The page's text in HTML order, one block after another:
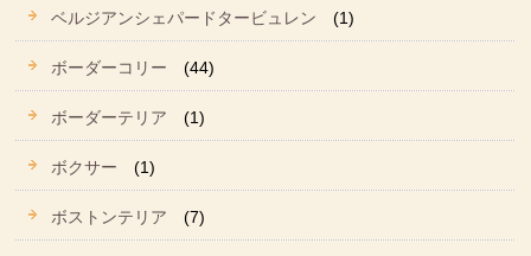
ベルジアンシェパードタービュレン (1)
ボーダーコリー (44)
ボーダーテリア (1)
ボクサー (1)
ボストンテリア (7)